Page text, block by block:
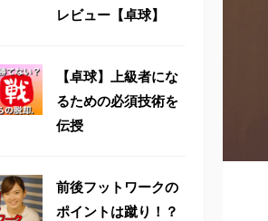
レビュー【卓球】
【卓球】上級者にな
るための必須技術を
伝授
前後フットワークの
ポイントは蹴り！？